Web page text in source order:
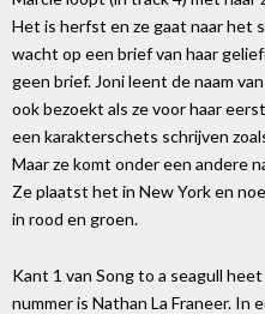
Het is herfst en ze gaat naar het
wacht op een brief van haar
geen brief. Joni leent de naam
ook bezoekt als ze voor haar
een karakterschets schrijven
Maar ze komt onder een andere
Ze plaatst het in New York en
in rood en groen.
Kant 1 van Song to a seagull
nummer is Nathan La Franeer.